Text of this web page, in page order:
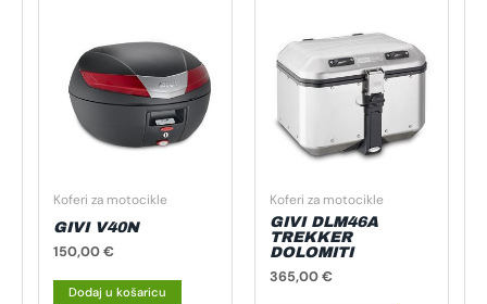
Koferi za motocikle
GIVI V40N
150,00€
Dodaj u košaricu
Koferi za motocikle
GIVI DLM46A
TREKKER
DOLOMITI
365,00€